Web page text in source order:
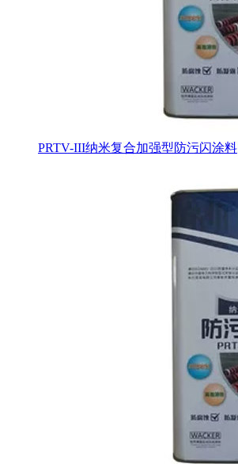
PRTV-III纳米复合加强型防污闪涂料